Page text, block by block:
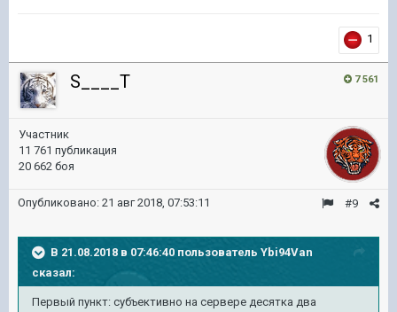
1
7 561
S____T
Участник
11 761 публикация
20 662 боя
#9
Опубликовано: 21 авг 2018, 07:53:11
В 21.08.2018 в 07:46:40 пользователь Ybi94Van
сказал:
Первый пункт: субъективно на сервере десятка два